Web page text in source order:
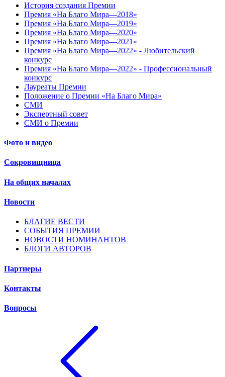
История создания Премии
Премия «На Благо Мира—2018»
Премия «На Благо Мира—2019»
Премия «На Благо Мира—2020»
Премия «На Благо Мира—2021»
Премия «На Благо Мира—2022» - Любительский
конкурс
Премия «На Благо Мира—2022» - Профессиональный
конкурс
Лауреаты Премии
Положение о Премии «На Благо Мира»
СМИ
Экспертный совет
СМИ о Премии
Фото и видео
Сокровищница
На общих началах
Новости
БЛАГИЕ ВЕСТИ
СОБЫТИЯ ПРЕМИИ
НОВОСТИ НОМИНАНТОВ
БЛОГИ АВТОРОВ
Партнеры
Контакты
Вопросы